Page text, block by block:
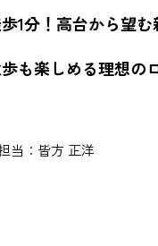
1分！高台から望
も楽しめる理想の
当：皆方 正洋